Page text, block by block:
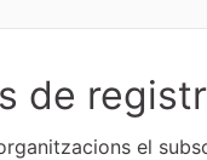
de
el